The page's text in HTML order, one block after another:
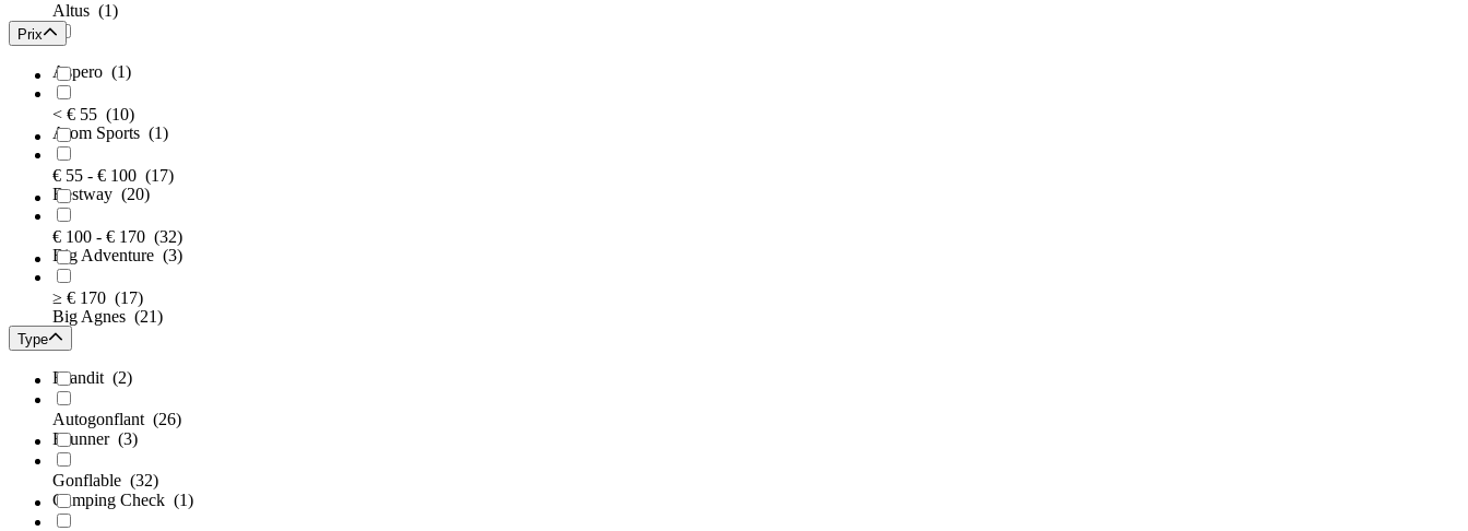
Altus (1)
Aspero (1)
Atom Sports (1)
Bestway (20)
Big Adventure (3)
Big Agnes (21)
Brandit (2)
Brunner (3)
Camping Check (1)
Prix
< € 55 (10)
€ 55 - € 100 (17)
€ 100 - € 170 (32)
≥ € 170 (17)
Type
Autogonflant (26)
Gonflable (32)